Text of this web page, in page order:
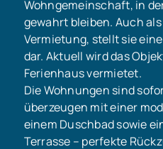
Wohngemeinschaft, in
gewahrt bleiben. Auch
Vermietung, stellt sie
dar. Aktuell wird das
Ferienhaus vermietet.
Die Wohnungen sind
überzeugen mit einer
einem Duschbad sowie
Terrasse – perfekte